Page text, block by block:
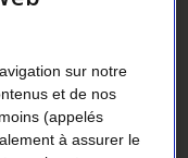
sur notre
et de nos
(appelés
à assurer le